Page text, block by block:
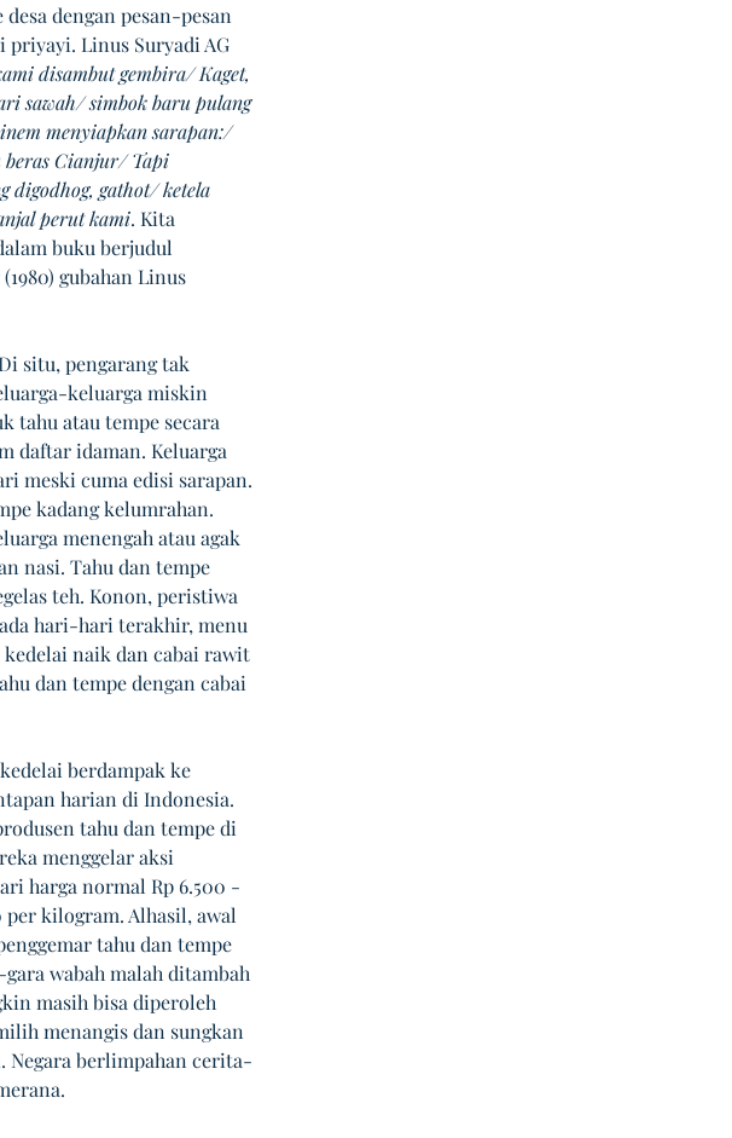
dengan pesan-pesan
priyayi. Linus Suryadi AG
disambut gembira/ Kaget,
sawah/ simbok baru pulang
menyiapkan sarapan:/
beras Cianjur/ Tapi
digodhog, gathot/ ketela
perut kami. Kita
buku berjudul
(1980) gubahan Linus
situ, pengarang tak
keluarga miskin
tahu atau tempe secara
daftar idaman. Keluarga
meski cuma edisi sarapan.
kadang kelumrahan.
menengah atau agak
nasi. Tahu dan tempe
teh. Konon, peristiwa
hari-hari terakhir, menu
kedelai naik dan cabai rawit
dan tempe dengan cabai
berdampak ke
harian di Indonesia.
tahu dan tempe di
menggelar aksi
harga normal Rp 6.500 -
kilogram. Alhasil, awal
tahu dan tempe
wabah malah ditambah
masih bisa diperoleh
menangis dan sungkan
Negara berlimpahan cerita-